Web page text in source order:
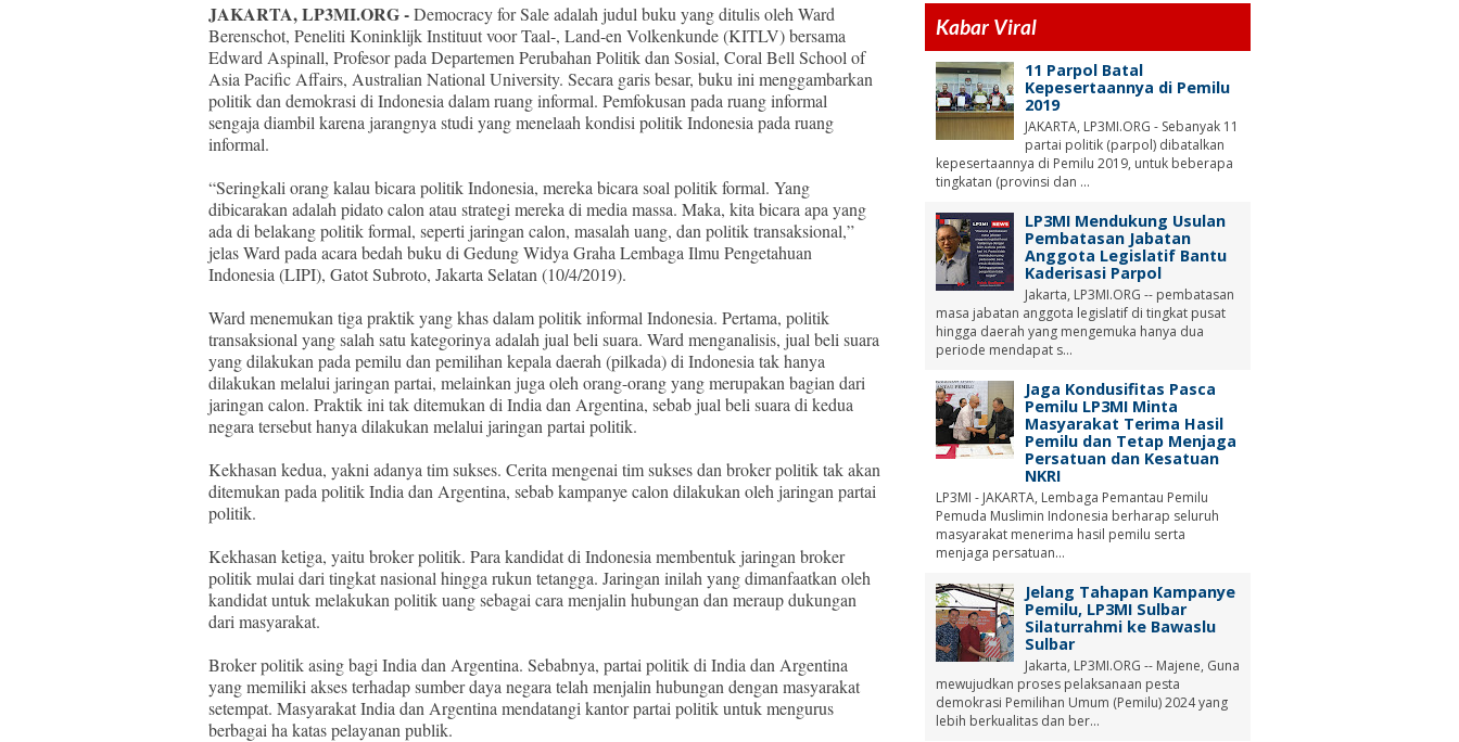
JAKARTA, LP3MI.ORG -Democracy for Sale adalah judul buku yang ditulis oleh Ward
Berenschot, Peneliti Koninklijk Instituut voor Taal-, Land-en Volkenkunde (KITLV) bersama
Edward Aspinall, Profesor pada Departemen Perubahan Politik dan Sosial, Coral Bell School of
Asia Pacific Affairs, Australian National University. Secara garis besar, buku ini menggambarkan
politik dan demokrasi di Indonesia dalam ruang informal. Pemfokusan pada ruang informal
sengaja diambil karena jarangnya studi yang menelaah kondisi politik Indonesia pada ruang
informal.
“Seringkali orang kalau bicara politik Indonesia, mereka bicara soal politik formal. Yang
dibicarakan adalah pidato calon atau strategi mereka di media massa. Maka, kita bicara apa yang
ada di belakang politik formal, seperti jaringan calon, masalah uang, dan politik transaksional,”
jelas Ward pada acara bedah buku di Gedung Widya Graha Lembaga Ilmu Pengetahuan
Indonesia (LIPI), Gatot Subroto, Jakarta Selatan (10/4/2019).
Ward menemukan tiga praktik yang khas dalam politik informal Indonesia. Pertama, politik
transaksional yang salah satu kategorinya adalah jual beli suara. Ward menganalisis, jual beli suara
yang dilakukan pada pemilu dan pemilihan kepala daerah (pilkada) di Indonesia tak hanya
dilakukan melalui jaringan partai, melainkan juga oleh orang-orang yang merupakan bagian dari
jaringan calon. Praktik ini tak ditemukan di India dan Argentina, sebab jual beli suara di kedua
negara tersebut hanya dilakukan melalui jaringan partai politik.
Kekhasan kedua, yakni adanya tim sukses. Cerita mengenai tim sukses dan broker politik tak akan
ditemukan pada politik India dan Argentina, sebab kampanye calon dilakukan oleh jaringan partai
politik.
Kekhasan ketiga, yaitu broker politik. Para kandidat di Indonesia membentuk jaringan broker
politik mulai dari tingkat nasional hingga rukun tetangga. Jaringan inilah yang dimanfaatkan oleh
kandidat untuk melakukan politik uang sebagai cara menjalin hubungan dan meraup dukungan
dari masyarakat.
Broker politik asing bagi India dan Argentina. Sebabnya, partai politik di India dan Argentina
yang memiliki akses terhadap sumber daya negara telah menjalin hubungan dengan masyarakat
setempat. Masyarakat India dan Argentina mendatangi kantor partai politik untuk mengurus
berbagai ha katas pelayanan publik.
Kabar Viral
11 Parpol Batal
Kepesertaannya di Pemilu
2019
JAKARTA, LP3MI.ORG - Sebanyak 11
partai politik (parpol) dibatalkan
kepesertaannya di Pemilu 2019, untuk beberapa
tingkatan (provinsi dan ...
LP3MI Mendukung Usulan
Pembatasan Jabatan
Anggota Legislatif Bantu
Kaderisasi Parpol
Jakarta, LP3MI.ORG -- pembatasan
masa jabatan anggota legislatif di tingkat pusat
hingga daerah yang mengemuka hanya dua
periode mendapat s...
Jaga Kondusifitas Pasca
Pemilu LP3MI Minta
Masyarakat Terima Hasil
Pemilu dan Tetap Menjaga
Persatuan dan Kesatuan
NKRI
LP3MI - JAKARTA, Lembaga Pemantau Pemilu
Pemuda Muslimin Indonesia berharap seluruh
masyarakat menerima hasil pemilu serta
menjaga persatuan...
Jelang Tahapan Kampanye
Pemilu, LP3MI Sulbar
Silaturrahmi ke Bawaslu
Sulbar
Jakarta, LP3MI.ORG -- Majene, Guna
mewujudkan proses pelaksanaan pesta
demokrasi Pemilihan Umum (Pemilu) 2024 yang
lebih berkualitas dan ber...